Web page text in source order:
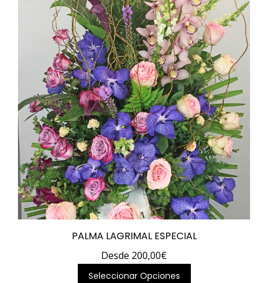
pueden
elegir
en
la
página
de
producto
PALMA LAGRIMAL ESPECIAL
Desde 200,00€
Seleccionar Opciones